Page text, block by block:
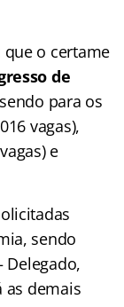
o certame
de
para os
vagas),
e
sendo
Delegado,
as demais